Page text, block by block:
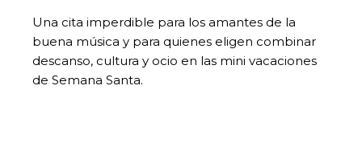
Una cita imperdible para los amantes de la
buena música y para quienes eligen combinar
descanso, cultura y ocio en las mini vacaciones
de Semana Santa.